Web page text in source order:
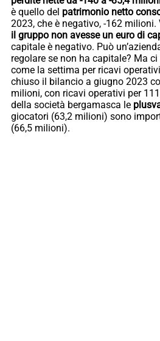
è quello del patrimonio netto
2023, che è negativo, -162 milioni.
il gruppo non avesse un euro di
capitale è negativo. Può
regolare se non ha capitale? Ma
come la settima per ricavi
chiuso il bilancio a giugno 2023
milioni, con ricavi operativi per
della società bergamasca le
giocatori (63,2 milioni) sono
(66,5 milioni).